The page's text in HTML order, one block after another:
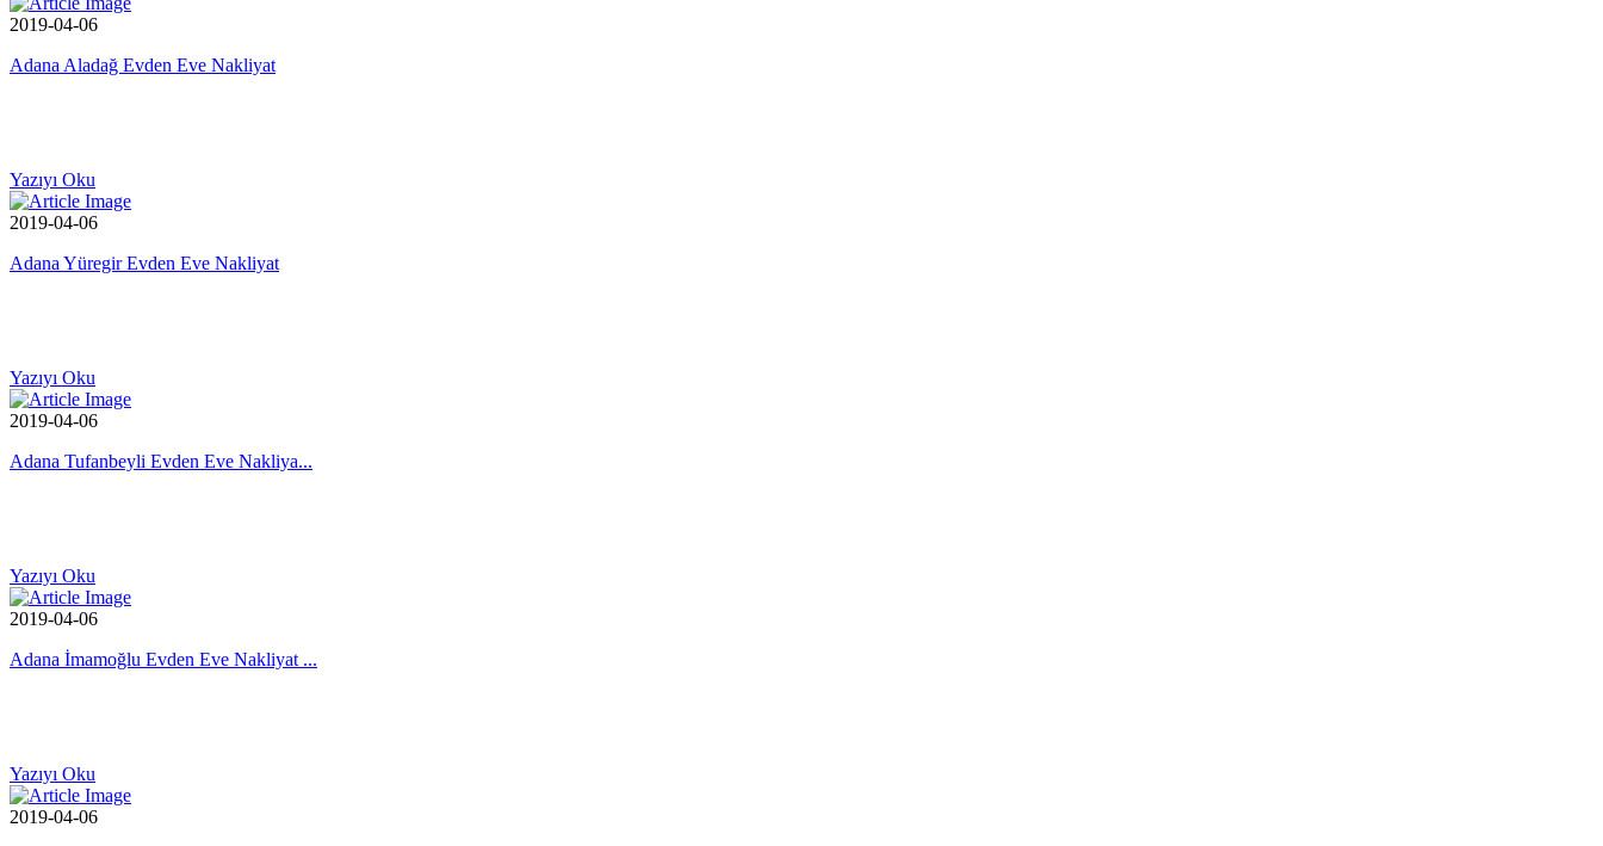
2019-04-06
Adana Aladağ Evden Eve Nakliyat
Yazıyı Oku
2019-04-06
Adana Yüregir Evden Eve Nakliyat
Yazıyı Oku
2019-04-06
Adana Tufanbeyli Evden Eve Nakliya...
Yazıyı Oku
2019-04-06
Adana İmamoğlu Evden Eve Nakliyat ...
Yazıyı Oku
2019-04-06